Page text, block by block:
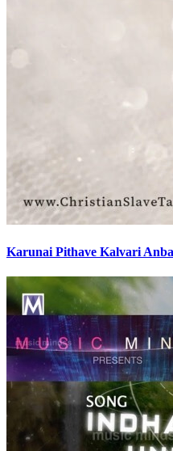
Karunai Pithave Kalvari